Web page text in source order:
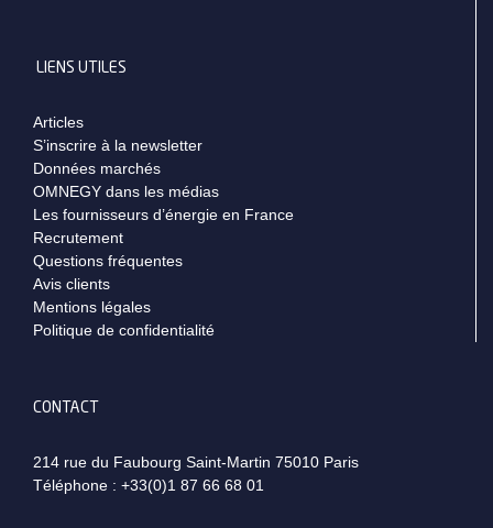
LIENS UTILES
Articles
S’inscrire à la newsletter
Données marchés
OMNEGY dans les médias
Les fournisseurs d’énergie en France
Recrutement
Questions fréquentes
Avis clients
Mentions légales
Politique de confidentialité
CONTACT
214 rue du Faubourg Saint-Martin 75010 Paris
Téléphone : +33(0)1 87 66 68 01